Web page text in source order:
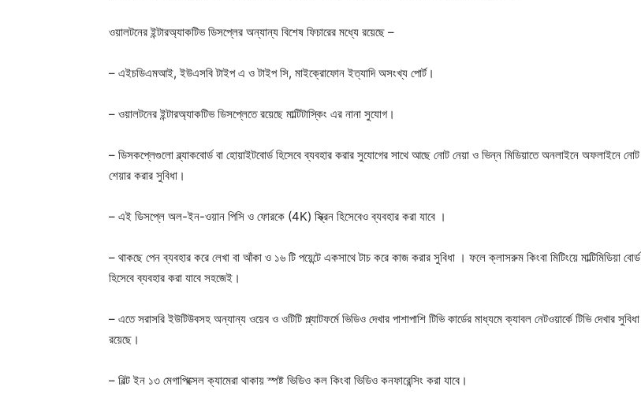
ওয়ালটনের ইন্টারঅ্যাকটিভ ডিসপ্লের অন্যান্য বিশেষ ফিচারের মধ্যে রয়েছে –
– এইচডিএমআই, ইউএসবি টাইপ এ ও টাইপ সি, মাইক্রোফোন ইত্যাদি অসংখ্য পোর্ট।
– ওয়ালটনের ইন্টারঅ্যাকটিভ ডিসপ্লেতে রয়েছে মাল্টিটাস্কিং এর নানা সুযোগ।
– ডিসকপ্লেগুলো ব্ল্যাকবোর্ড বা হোয়াইটবোর্ড হিসেবে ব্যবহার করার সুযোগের সাথে আছে নোট নেয়া ও ভিন্ন মিডিয়াতে অনলাইনে অফলাইনে নোট
শেয়ার করার সুবিধা।
– এই ডিসপ্লে অল-ইন-ওয়ান পিসি ও ফোরকে (4K) স্ক্রিন হিসেবেও ব্যবহার করা যাবে ।
– থাকছে পেন ব্যবহার করে লেখা বা আঁকা ও ১৬ টি পয়েন্টে একসাথে টাচ করে কাজ করার সুবিধা । ফলে ক্লাসরুম কিংবা মিটিংয়ে মাল্টিমিডিয়া বোর্ড
হিসেবে ব্যবহার করা যাবে সহজেই।
– এতে সরাসরি ইউটিউবসহ অন্যান্য ওয়েব ও ওটিটি প্ল্যাটফর্মে ভিডিও দেখার পাশাপাশি টিভি কার্ডের মাধ্যমে ক্যাবল নেটওয়ার্কে টিভি দেখার সুবিধা
রয়েছে।
– বিল্ট ইন ১৩ মেগাপিক্সেল ক্যামেরা থাকায় স্পষ্ট ভিডিও কল কিংবা ভিডিও কনফারেন্সিং করা যাবে।